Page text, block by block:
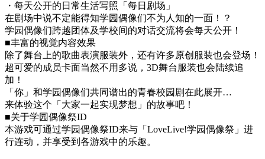
・每天公开的日常生活写照「每日剧场」
在剧场中说不定能得知学园偶像们不为人知的一面！？
学园偶像们跨越团体及学校间的对话交流将会每天公开！
■丰富的视觉内容效果
除了舞台上的歌曲表演服装外，还有许多原创服装也会登场！
超可爱的成员卡面当然不用多说，3D舞台服装也会陆续追
加！
「你」和学园偶像们共同谱出的青春校园剧在此展开…
来体验这个「大家一起实现梦想」的故事吧！
■关于学园偶像祭ID
本游戏可通过学园偶像祭ID来与「LoveLive!学园偶像祭」进
行连动，并享受到各游戏中的乐趣。